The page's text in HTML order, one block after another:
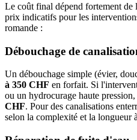
Le coût final dépend fortement de
prix indicatifs pour les
romande :
Débouchage de
Un débouchage simple (évier,
à 350 CHF en forfait. Si
ou un hydrocurage haute
CHF. Pour des canalisations
selon la complexité et la longueur